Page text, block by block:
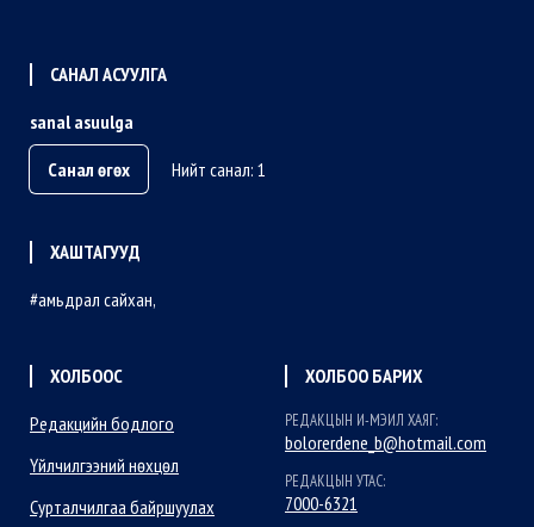
САНАЛ АСУУЛГА
sanal asuulga
Санал өгөх
Нийт санал: 1
ХАШТАГУУД
амьдрал сайхан
ХОЛБООС
Редакцийн бодлого
Үйлчилгээний нөхцөл
Сурталчилгаа байршуулах
ХОЛБОО БАРИХ
РЕДАКЦЫН И-МЭИЛ ХАЯГ:
bolorerdene_b@hotmail.com
РЕДАКЦЫН УТАС:
7000-6321